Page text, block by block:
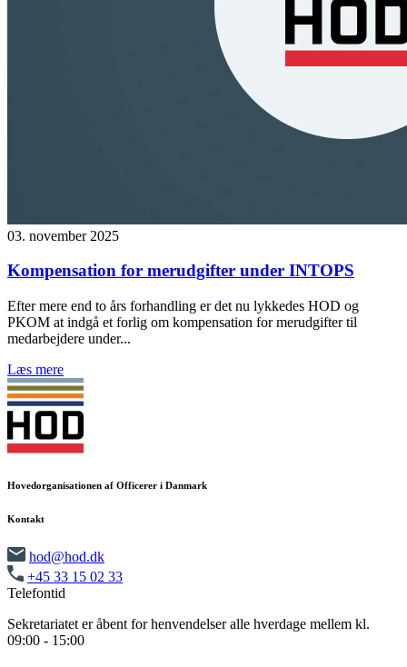
03. november 2025
Kompensation for merudgifter under INTOPS
Efter mere end to års forhandling er det nu lykkedes HOD og
PKOM at indgå et forlig om kompensation for merudgifter til
medarbejdere under...
Læs mere
Hovedorganisationen af Officerer i Danmark
Kontakt
hod@hod.dk
+45 33 15 02 33
Telefontid
Sekretariatet er åbent for henvendelser alle hverdage mellem kl.
09:00 - 15:00